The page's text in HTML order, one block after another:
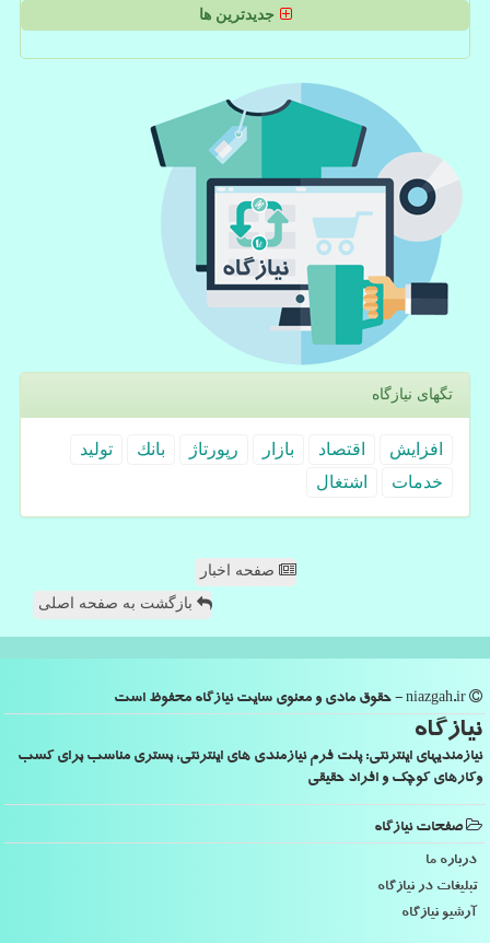
جدیدترین ها
تگهای نیازگاه
افزایش اقتصاد بازار رپورتاژ بانك
تولید
خدمات
اشتغال
صفحه اخبار
بازگشت به صفحه اصلی
نیازگاه
نیازمندیهای اینترنتی: پلت فرم نیازمندی های اینترنتی، بستری مناسب برای کسب
وکارهای کوچک و افراد حقیقی
صفحات نیازگاه
درباره ما
تبلیغات در نیازگاه
آرشیو نیازگاه